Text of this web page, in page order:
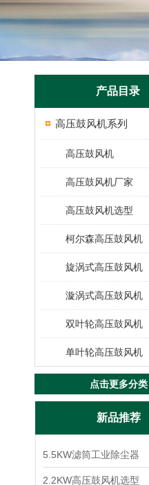
产品目录
高压鼓风机系列
高压鼓风机
高压鼓风机厂家
高压鼓风机选型
柯尔森高压鼓风机
旋涡式高压鼓风机
漩涡式高压鼓风机
双叶轮高压鼓风机
单叶轮高压鼓风机
点击更多分类
新品推荐
5.5KW滤筒工业除尘器
2.2KW高压鼓风机选型